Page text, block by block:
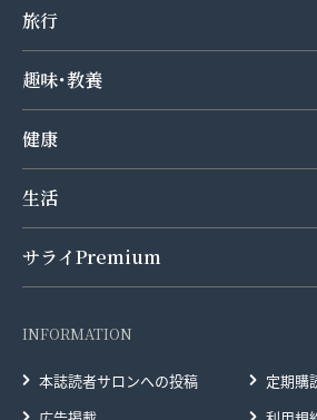
旅行
趣味･教養
健康
生活
サライPremium
INFORMATION
本誌読者サロンへの投稿
定期購